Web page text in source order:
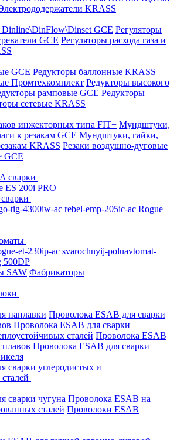
KRASS
Dinline\DinFlow\Dinset GCE Регуляторы
GCE Регуляторы расхода газа и
GCE Редукторы баллонные KRASS
Промтехкомплект Редукторы высокого
рамповые GCE Редукторы
сетевые KRASS
инжекторных типа FIT+ Мундштуки,
к резакам GCE Мундштуки, гайки,
KRASS Резаки воздушно-дуговые
GCE
сварки
ES 200i PRO
tig-4300iw-ac rebel-emp-205ic-ac Rogue
et-230ip-ac svarochnyij-poluavtomat-
500DP
SAW Фабрикаторы
наплавки Проволока ESAB для сварки
Проволока ESAB для сварки
сталей Проволока ESAB
Проволока ESAB для сварки
сварки углеродистых и
сварки чугуна Проволока ESAB на
сталей Проволоки ESAB